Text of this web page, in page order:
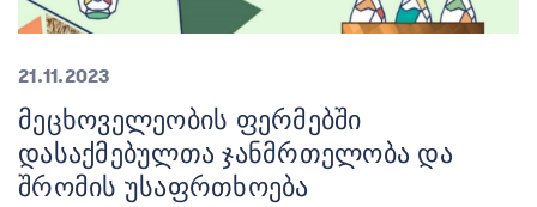
21.11.2023
Მეცხოველეობის Ფერმებში
Დასაქმებულთა Ჯანმრთელობა Და
Შრომის Უსაფრთხოება